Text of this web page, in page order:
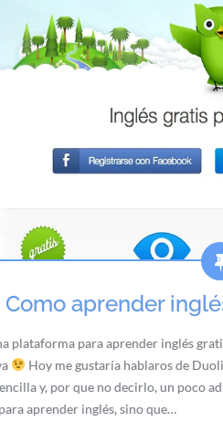
Como aprender
plataforma para aprender inglés
Hoy me gustaría hablaros de
y, por que no decirlo, un poco
aprender inglés, sino que…